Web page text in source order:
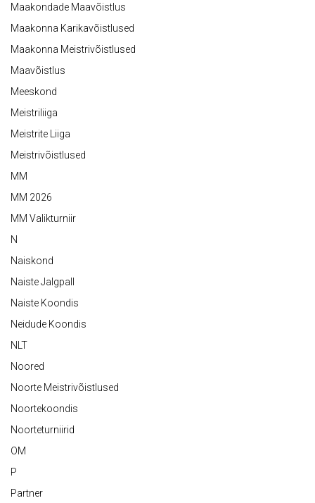
Maakondade Maavõistlus
Maakonna Karikavõistlused
Maakonna Meistrivõistlused
Maavõistlus
Meeskond
Meistriliiga
Meistrite Liiga
Meistrivõistlused
MM
MM 2026
MM Valikturniir
N
Naiskond
Naiste Jalgpall
Naiste Koondis
Neidude Koondis
NLT
Noored
Noorte Meistrivõistlused
Noortekoondis
Noorteturniirid
OM
P
Partner